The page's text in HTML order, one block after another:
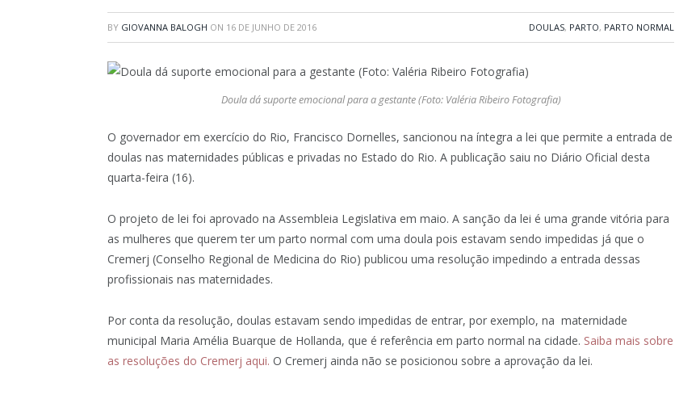
BY GIOVANNA BALOGH ON 16 DE JUNHO DE 2016 DOULAS, PARTO, PARTO NORMAL
Doula dá suporte emocional para a gestante (Foto: Valéria Ribeiro Fotografia)
O governador em exercício do Rio, Francisco Dornelles, sancionou na íntegra a lei que permite a entrada de
doulas nas maternidades públicas e privadas no Estado do Rio. A publicação saiu no Diário Oficial desta
quarta-feira (16).
O projeto de lei foi aprovado na Assembleia Legislativa em maio. A sanção da lei é uma grande vitória para
as mulheres que querem ter um parto normal com uma doula pois estavam sendo impedidas já que o
Cremerj (Conselho Regional de Medicina do Rio) publicou uma resolução impedindo a entrada dessas
profissionais nas maternidades.
Por conta da resolução, doulas estavam sendo impedidas de entrar, por exemplo, na maternidade
municipal Maria Amélia Buarque de Hollanda, que é referência em parto normal na cidade. Saiba mais sobre
as resoluções do Cremerj aqui. O Cremerj ainda não se posicionou sobre a aprovação da lei.